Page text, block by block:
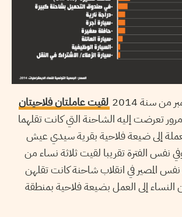
سنة 2014
لقيت عاملتان فلاحيتان
تعرضت إليه الشاحنة التي كانت تقلهما
إلى ضيعة فلاحية بقرية سيدي عيش
نفس الفترة تقريبا لقيت ثلاثة نساء من
المصير في انقلاب شاحنة كانت تقلهن
إلى العمل بضيعة فلاحية بمنطقة